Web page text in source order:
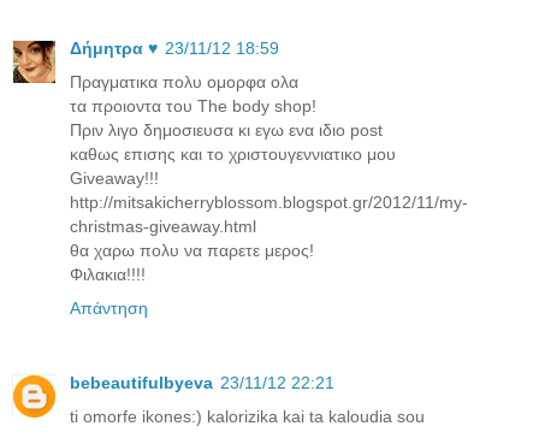
Δήμητρα ♥️ 23/11/12 18:59
Πραγματικα πολυ ομορφα ολα
τα προιοντα του The body shop!
Πριν λιγο δημοσιευσα κι εγω ενα ιδιο post
καθως επισης και το χριστουγεννιατικο μου
Giveaway!!!
http://mitsakicherryblossom.blogspot.gr/2012/11/my-
christmas-giveaway.html
θα χαρω πολυ να παρετε μερος!
Φιλακια!!!!
Απάντηση
bebeautifulbyeva 23/11/12 22:21
ti omorfe ikones:) kalorizika kai ta kaloudia sou